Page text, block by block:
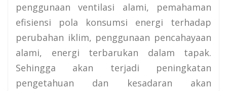
penggunaan ventilasi alami, pemahaman
efisiensi pola konsumsi energi terhadap
perubahan iklim, penggunaan pencahayaan
alami, energi terbarukan dalam tapak.
Sehingga akan terjadi peningkatan
pengetahuan dan kesadaran akan